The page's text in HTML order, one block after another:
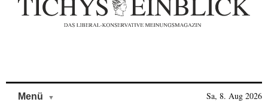
Menü Sa, 8. Aug 2026